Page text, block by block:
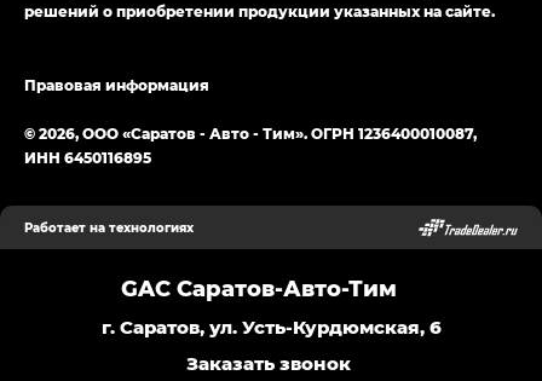
GAC Саратов-Авто-Тим
г. Саратов, ул. Усть-Курдюмская, 6
Заказать звонок
решений о приобретении продукции указанных на сайте.
© 2026, ООО «Саратов - Авто - Тим». ОГРН 1236400010087,
ИНН 6450116895
Правовая информация
Работает на технологиях